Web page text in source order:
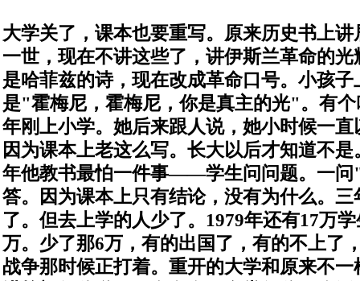
大学关了，课本也要重写。 原来历史书上
一世，现在不讲这些了，讲伊斯兰革命的
是哈菲兹的诗，现在改成革命口号。小孩
是"霍梅尼，霍梅尼，你是真主的光"。 有
年刚上小学。她后来跟人说，她小时候一
因为课本上老这么写。长大以后才知道不是
年他教书最怕一件事——学生问问题。一问
答。因为课本上只有结论，没有为什么。 三
了。但去上学的人少了。 1979年还有17万
万。少了那6万，有的出国了，有的不上了
战争那时候正打着。 重开的大学和原来不一